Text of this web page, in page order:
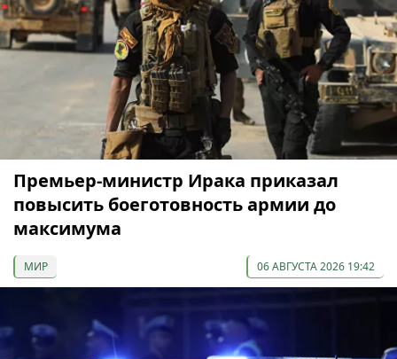
Премьер-министр Ирака приказал
повысить боеготовность армии до
максимума
МИР 06 АВГУСТА 2026 19:42